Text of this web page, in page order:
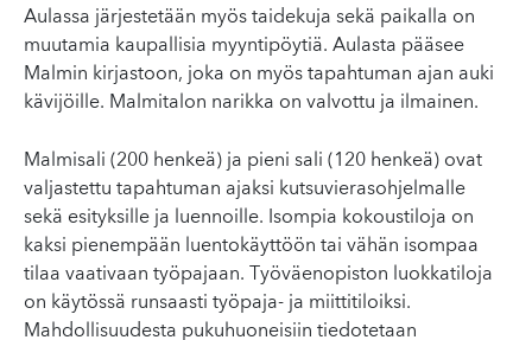
Aulassa järjestetään myös taidekuja sekä paikalla on
muutamia kaupallisia myyntipöytiä. Aulasta pääsee
Malmin kirjastoon, joka on myös tapahtuman ajan auki
kävijöille. Malmitalon narikka on valvottu ja ilmainen.
Malmisali (200 henkeä) ja pieni sali (120 henkeä) ovat
valjastettu tapahtuman ajaksi kutsuvierasohjelmalle
sekä esityksille ja luennoille. Isompia kokoustiloja on
kaksi pienempään luentokäyttöön tai vähän isompaa
tilaa vaativaan työpajaan. Työväenopiston luokkatiloja
on käytössä runsaasti työpaja- ja miittitiloiksi.
Mahdollisuudesta pukuhuoneisiin tiedotetaan